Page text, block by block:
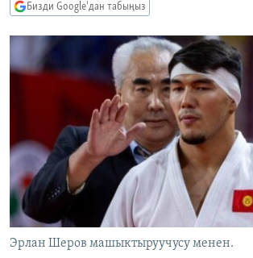
ДАНИСТЕ
ЭЖЕ-СИҢДИЛЕР
ЫҢГАЙСЫЗ СУРООЛОР
Русский
ОНЛАЙН ШЕРИНЕ
ЭЕ/АРнун бардык сайттары
Бизди Google'дан табыңыз
Эрлан Шеров машыктыруучусу менен.